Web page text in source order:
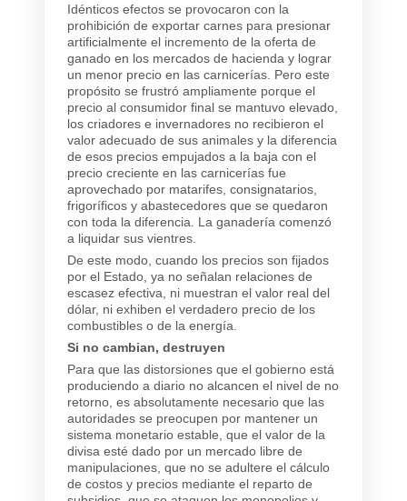
Idénticos efectos se provocaron con la
prohibición de exportar carnes para presionar
artificialmente el incremento de la oferta de
ganado en los mercados de hacienda y lograr
un menor precio en las carnicerías. Pero este
propósito se frustró ampliamente porque el
precio al consumidor final se mantuvo elevado,
los criadores e invernadores no recibieron el
valor adecuado de sus animales y la diferencia
de esos precios empujados a la baja con el
precio creciente en las carnicerías fue
aprovechado por matarifes, consignatarios,
frigoríficos y abastecedores que se quedaron
con toda la diferencia. La ganadería comenzó
a liquidar sus vientres.
De este modo, cuando los precios son fijados
por el Estado, ya no señalan relaciones de
escasez efectiva, ni muestran el valor real del
dólar, ni exhiben el verdadero precio de los
combustibles o de la energía.
Si no cambian, destruyen
Para que las distorsiones que el gobierno está
produciendo a diario no alcancen el nivel de no
retorno, es absolutamente necesario que las
autoridades se preocupen por mantener un
sistema monetario estable, que el valor de la
divisa esté dado por un mercado libre de
manipulaciones, que no se adultere el cálculo
de costos y precios mediante el reparto de